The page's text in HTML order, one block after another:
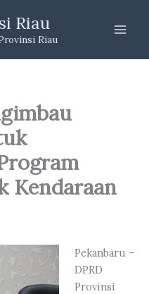
Riau
Riau
Kendaraan
Pekanbaru –
DPRD
Provinsi